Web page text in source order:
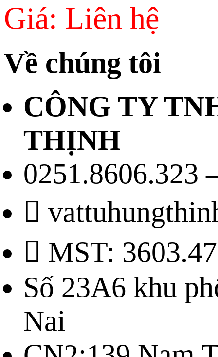
Giá: Liên hệ
Về chúng tôi
CÔNG TY
THỊNH
0251.8606.323
MST:
Số 23A6 khu
Nai